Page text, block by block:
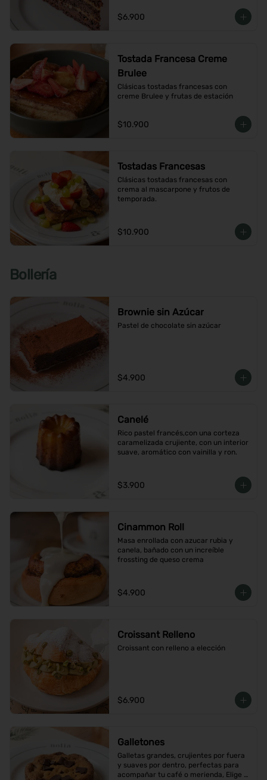
$6.900
Tostada Francesa Creme
Brulee
Clásicas tostadas francesas con
creme Brulee y frutas de estación
$10.900
Tostadas Francesas
Clásicas tostadas francesas con
crema al mascarpone y frutos de
temporada.
$10.900
Bollería
Brownie sin Azúcar
Pastel de chocolate sin azúcar
$4.900
Canelé
Rico pastel francés,con una corteza
caramelizada crujiente, con un interior
suave, aromático con vainilla y ron.
$3.900
Cinammon Roll
Masa enrollada con azucar rubia y
canela, bañado con un increíble
frossting de queso crema
$4.900
Croissant Relleno
Croissant con relleno a elección
$6.900
Galletones
Galletas grandes, crujientes por fuera
y suaves por dentro, perfectas para
acompañar tu café o merienda, Elige